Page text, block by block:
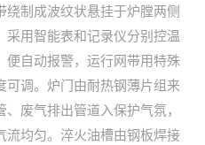
制成波纹状悬挂于炉膛两侧
用智能表和记录仪分别控温
自动报警，运行网带用特殊
调。炉门由耐热钢薄片组来
废气排出管道入保护气氛，
均匀。淬火油槽由钢板焊接